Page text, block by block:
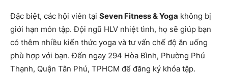
Đặc biệt, các hội viên tại Seven Fitness & Yoga không bị
giới hạn môn tập. Đội ngũ HLV nhiệt tình, họ sẽ giúp bạn
có thêm nhiều kiến thức yoga và tư vấn chế độ ăn uống
phù hợp với bạn. Đến ngay 294 Hòa Bình, Phường Phú
Thạnh, Quận Tân Phú, TPHCM để đăng ký khóa tập.